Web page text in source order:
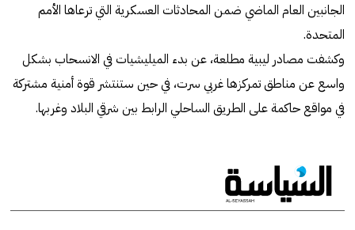
الجانبين العام الماضي ضمن المحادثات العسكرية التي ترعاها الأمم
المتحدة.
وكشفت مصادر ليبية مطلعة، عن بدء الميليشيات في الانسحاب بشكل
واسع عن مناطق تمركزها غربي سرت، في حين ستنتشر قوة أمنية مشتركة
في مواقع حاكمة على الطريق الساحلي الرابط بين شرقي البلاد وغربها.